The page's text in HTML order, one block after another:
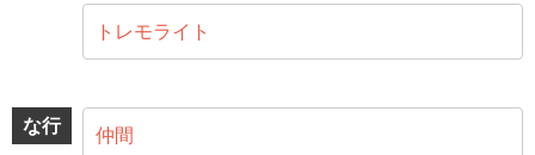
トレモライト
な行 仲間